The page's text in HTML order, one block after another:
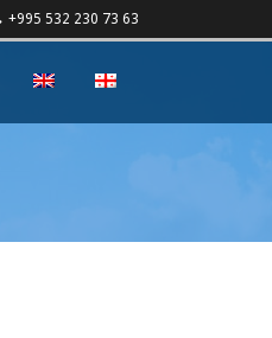
+995 532 230 73 63